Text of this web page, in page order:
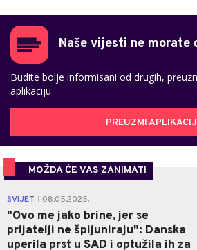
Naše vijesti ne morate
Budite bolje informisani od drugih,
aplikaciju
PREUZMI
MOŽDA ĆE VAS ZANIMATI
SVIJET 08.05.2025.
"Ovo me jako brine, jer se
prijatelji ne špijuniraju": Danska
uperila prst u SAD i optužila ih za